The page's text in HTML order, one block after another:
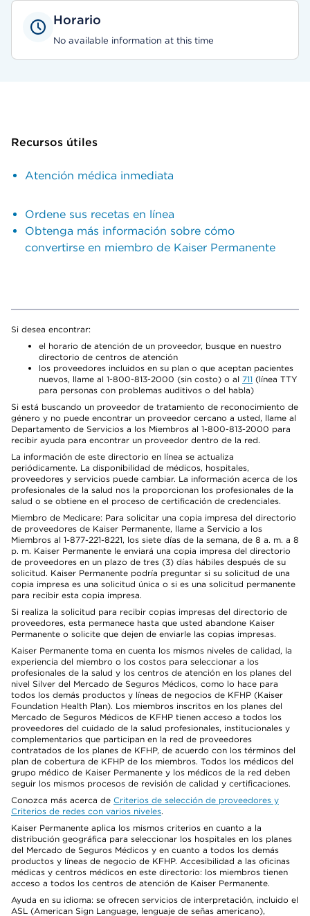
Horario
No available information at this time
Recursos útiles
Atención médica inmediata
Ordene sus recetas en línea
Obtenga más información sobre cómo
convertirse en miembro de Kaiser Permanente
Si desea encontrar:
el horario de atención de un proveedor, busque en nuestro
directorio de centros de atención
los proveedores incluidos en su plan o que aceptan pacientes
nuevos, llame al 1-800-813-2000 (sin costo) o al 711 (línea TTY
para personas con problemas auditivos o del habla)
Si está buscando un proveedor de tratamiento de reconocimiento de
género y no puede encontrar un proveedor cercano a usted, llame al
Departamento de Servicios a los Miembros al 1-800-813-2000 para
recibir ayuda para encontrar un proveedor dentro de la red.
La información de este directorio en línea se actualiza
periódicamente. La disponibilidad de médicos, hospitales,
proveedores y servicios puede cambiar. La información acerca de los
profesionales de la salud nos la proporcionan los profesionales de la
salud o se obtiene en el proceso de certificación de credenciales.
Miembro de Medicare: Para solicitar una copia impresa del directorio
de proveedores de Kaiser Permanente, llame a Servicio a los
Miembros al 1-877-221-8221, los siete días de la semana, de 8 a. m. a 8
p. m. Kaiser Permanente le enviará una copia impresa del directorio
de proveedores en un plazo de tres (3) días hábiles después de su
solicitud. Kaiser Permanente podría preguntar si su solicitud de una
copia impresa es una solicitud única o si es una solicitud permanente
para recibir esta copia impresa.
Si realiza la solicitud para recibir copias impresas del directorio de
proveedores, esta permanece hasta que usted abandone Kaiser
Permanente o solicite que dejen de enviarle las copias impresas.
Kaiser Permanente toma en cuenta los mismos niveles de calidad, la
experiencia del miembro o los costos para seleccionar a los
profesionales de la salud y los centros de atención en los planes del
nivel Silver del Mercado de Seguros Médicos, como lo hace para
todos los demás productos y líneas de negocios de KFHP (Kaiser
Foundation Health Plan). Los miembros inscritos en los planes del
Mercado de Seguros Médicos de KFHP tienen acceso a todos los
proveedores del cuidado de la salud profesionales, institucionales y
complementarios que participan en la red de proveedores
contratados de los planes de KFHP, de acuerdo con los términos del
plan de cobertura de KFHP de los miembros. Todos los médicos del
grupo médico de Kaiser Permanente y los médicos de la red deben
seguir los mismos procesos de revisión de calidad y certificaciones.
Conozca más acerca de Criterios de selección de proveedores y
Criterios de redes con varios niveles.
Kaiser Permanente aplica los mismos criterios en cuanto a la
distribución geográfica para seleccionar los hospitales en los planes
del Mercado de Seguros Médicos y en cuanto a todos los demás
productos y líneas de negocio de KFHP. Accesibilidad a las oficinas
médicas y centros médicos en este directorio: los miembros tienen
acceso a todos los centros de atención de Kaiser Permanente.
Ayuda en su idioma: se ofrecen servicios de interpretación, incluido el
ASL (American Sign Language, lenguaje de señas americano),